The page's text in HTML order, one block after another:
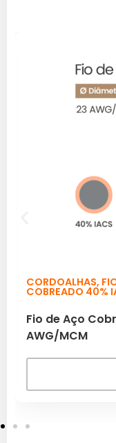
CORDOALHAS,
COBREADO 40%
Fio de Aço
AWG/MCM